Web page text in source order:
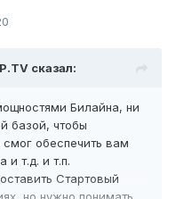
сказал:
Билайна, ни
базой, чтобы
обеспечить вам
и т.д. и т.п.
Стартовый